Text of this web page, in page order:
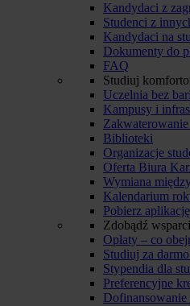
Kandydaci z
Studenci z
Kandydaci na
Dokumenty do
FAQ
Studiuj
Uczelnia bez
Kampusy i
Biblioteki
Organizacje
Oferta Biura
Wymiana
Kalendarium
Pobierz
Zdobądź
Opłaty – co
Studiuj za
Stypendia dla
Preferencyjne
Dofinansowanie